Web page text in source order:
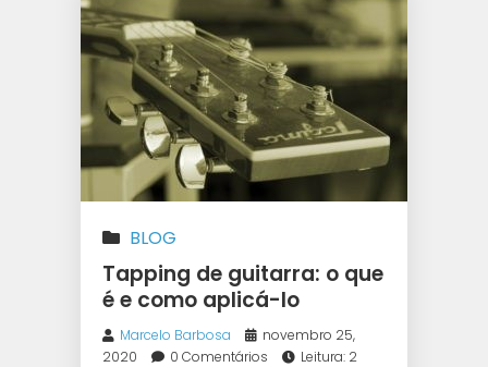
BLOG
Tapping de guitarra: o que
é e como aplicá-lo
Marcelo Barbosa
novembro 25,
2020
0 Comentários
Leitura: 2